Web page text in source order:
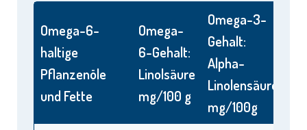
Omega-6-
haltige
Pflanzenöle
und Fette
Omega-
6-Gehalt:
Linolsäure
mg/100 g
Omega-3-
Gehalt:
Alpha-
Linolensäure
mg/100g